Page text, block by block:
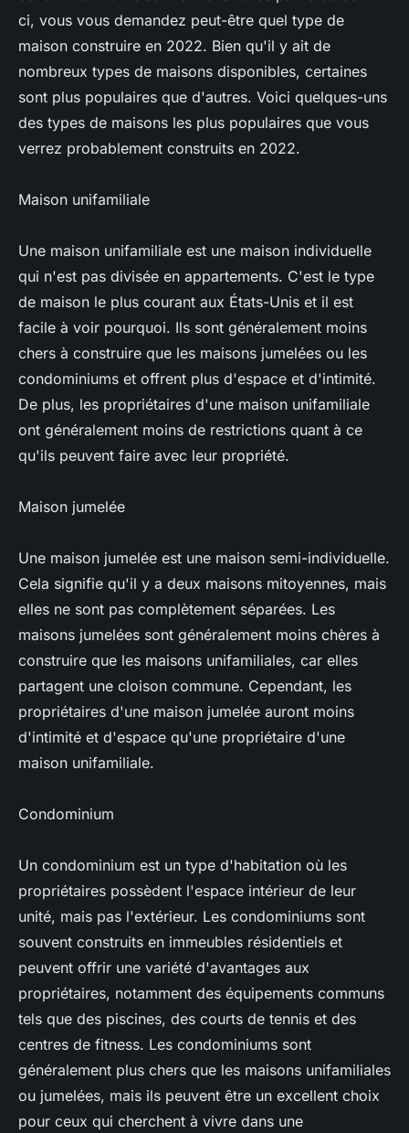
ci, vous vous demandez peut-être quel type de
maison construire en 2022. Bien qu'il y ait de
nombreux types de maisons disponibles, certaines
sont plus populaires que d'autres. Voici quelques-uns
des types de maisons les plus populaires que vous
verrez probablement construits en 2022.
Maison unifamiliale
Une maison unifamiliale est une maison individuelle
qui n'est pas divisée en appartements. C'est le type
de maison le plus courant aux États-Unis et il est
facile à voir pourquoi. Ils sont généralement moins
chers à construire que les maisons jumelées ou les
condominiums et offrent plus d'espace et d'intimité.
De plus, les propriétaires d'une maison unifamiliale
ont généralement moins de restrictions quant à ce
qu'ils peuvent faire avec leur propriété.
Maison jumelée
Une maison jumelée est une maison semi-individuelle.
Cela signifie qu'il y a deux maisons mitoyennes, mais
elles ne sont pas complètement séparées. Les
maisons jumelées sont généralement moins chères à
construire que les maisons unifamiliales, car elles
partagent une cloison commune. Cependant, les
propriétaires d'une maison jumelée auront moins
d'intimité et d'espace qu'une propriétaire d'une
maison unifamiliale.
Condominium
Un condominium est un type d'habitation où les
propriétaires possèdent l'espace intérieur de leur
unité, mais pas l'extérieur. Les condominiums sont
souvent construits en immeubles résidentiels et
peuvent offrir une variété d'avantages aux
propriétaires, notamment des équipements communs
tels que des piscines, des courts de tennis et des
centres de fitness. Les condominiums sont
généralement plus chers que les maisons unifamiliales
ou jumelées, mais ils peuvent être un excellent choix
pour ceux qui cherchent à vivre dans une